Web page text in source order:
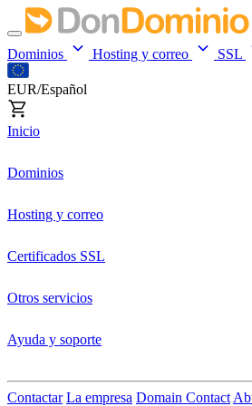
Dominios Hosting y correo SSL
EUR/Español
Inicio
Dominios
Hosting y correo
Certificados SSL
Otros servicios
Ayuda y soporte
Contactar La empresa Domain Contact